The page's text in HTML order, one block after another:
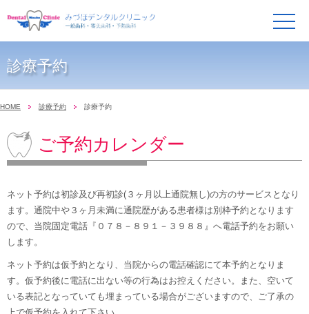
メ
ニ
ュ
診療予約
HOME 診療予約 診療予約
ご予約カレンダー
ネット予約は初診及び再初診(３ヶ月以上通院無し)の方のサービスとなり
ます。通院中や３ヶ月未満に通院歴がある患者様は別枠予約となります
ので、当院固定電話『０７８－８９１－３９８８』へ電話予約をお願い
します。
ネット予約は仮予約となり、当院からの電話確認にて本予約となりま
す。仮予約後に電話に出ない等の行為はお控えください。また、空いて
いる表記となっていても埋まっている場合がございますので、ご了承の